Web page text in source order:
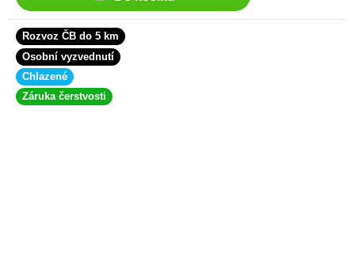
Rozvoz ČB do 5 km
Osobní vyzvednutí
Chlazené
Záruka čerstvosti